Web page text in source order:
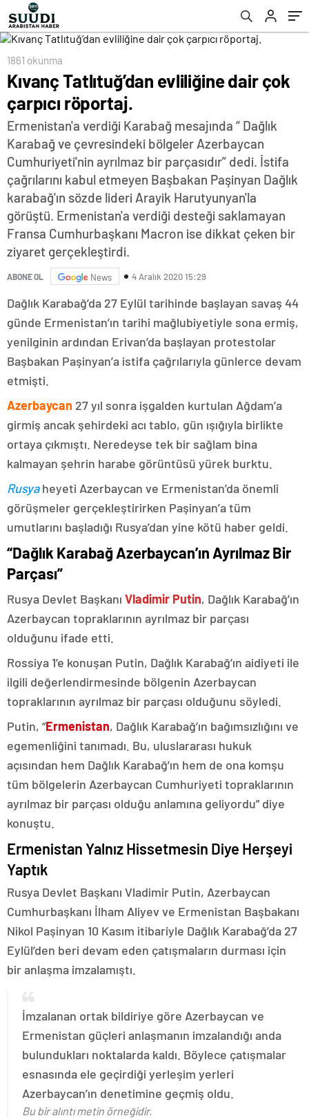
1861 okunma
Kıvanç Tatlıtuğ’dan evliliğine dair çok
çarpıcı röportaj.
Ermenistan'a verdiği Karabağ mesajında “ Dağlık
Karabağ ve çevresindeki bölgeler Azerbaycan
Cumhuriyeti'nin ayrılmaz bir parçasıdır” dedi. İstifa
çağrılarını kabul etmeyen Başbakan Paşinyan Dağlık
karabağ'ın sözde lideri Arayik Harutyunyan'la
görüştü. Ermenistan'a verdiği desteği saklamayan
Fransa Cumhurbaşkanı Macron ise dikkat çeken bir
ziyaret gerçekleştirdi.
ABONE OL News 4 Aralık 2020 15:29
Dağlık Karabağ’da 27 Eylül tarihinde başlayan savaş 44
günde Ermenistan’ın tarihi mağlubiyetiyle sona ermiş,
yenilginin ardından Erivan’da başlayan protestolar
Başbakan Paşinyan’a istifa çağrılarıyla günlerce devam
etmişti.
Azerbaycan 27 yıl sonra işgalden kurtulan Ağdam’a
girmiş ancak şehirdeki acı tablo, gün ışığıyla birlikte
ortaya çıkmıştı. Neredeyse tek bir sağlam bina
kalmayan şehrin harabe görüntüsü yürek burktu.
Rusyaheyeti Azerbaycan ve Ermenistan’da önemli
görüşmeler gerçekleştirirken Paşinyan’a tüm
umutlarını başladığı Rusya’dan yine kötü haber geldi.
“Dağlık Karabağ Azerbaycan’ın Ayrılmaz Bir
Parçası”
Rusya Devlet Başkanı Vladimir Putin, Dağlık Karabağ’ın
Azerbaycan topraklarının ayrılmaz bir parçası
olduğunu ifade etti.
Rossiya 1’e konuşan Putin, Dağlık Karabağ’ın aidiyeti ile
ilgili değerlendirmesinde bölgenin Azerbaycan
topraklarının ayrılmaz bir parçası olduğunu söyledi.
Putin, “Ermenistan, Dağlık Karabağ’ın bağımsızlığını ve
egemenliğini tanımadı. Bu, uluslararası hukuk
açısından hem Dağlık Karabağ’ın hem de ona komşu
tüm bölgelerin Azerbaycan Cumhuriyeti topraklarının
ayrılmaz bir parçası olduğu anlamına geliyordu” diye
konuştu.
Ermenistan Yalnız Hissetmesin Diye Herşeyi
Yaptık
Rusya Devlet Başkanı Vladimir Putin, Azerbaycan
Cumhurbaşkanı İlham Aliyev ve Ermenistan Başbakanı
Nikol Paşinyan 10 Kasım itibariyle Dağlık Karabağ’da 27
Eylül’den beri devam eden çatışmaların durması için
bir anlaşma imzalamıştı.
İmzalanan ortak bildiriye göre Azerbaycan ve
Ermenistan güçleri anlaşmanın imzalandığı anda
bulundukları noktalarda kaldı. Böylece çatışmalar
esnasında ele geçirdiği yerleşim yerleri
Azerbaycan’ın denetimine geçmiş oldu.
Bu bir alıntı metin örneğidir.